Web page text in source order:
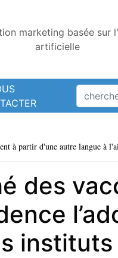
marketing basée sur
artificielle
à partir d'une autre langue à
des